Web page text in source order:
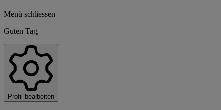
Menü schliessen
Guten Tag,
Profil bearbeiten